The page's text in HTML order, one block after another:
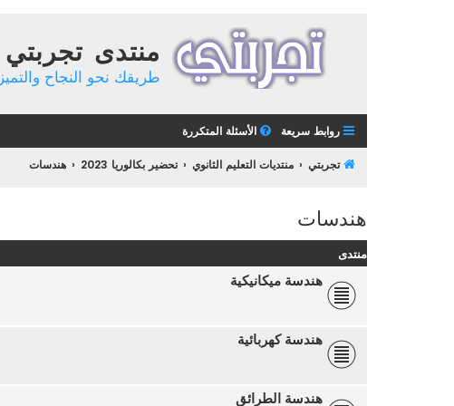
منتدى تجربتي
طريقك نحو النجاح والتميز
روابط سريعة الأسئلة المتكررة
تجربتي منتديات التعليم الثانوي تحضير بكالوريا 2023 هندسات
هندسات
منتدى
هندسة ميكانيكية
هندسة كهربائية
هندسة الطرائق